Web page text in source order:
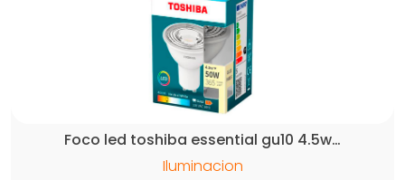
Foco led toshiba essential gu10 4.5w…
Iluminacion